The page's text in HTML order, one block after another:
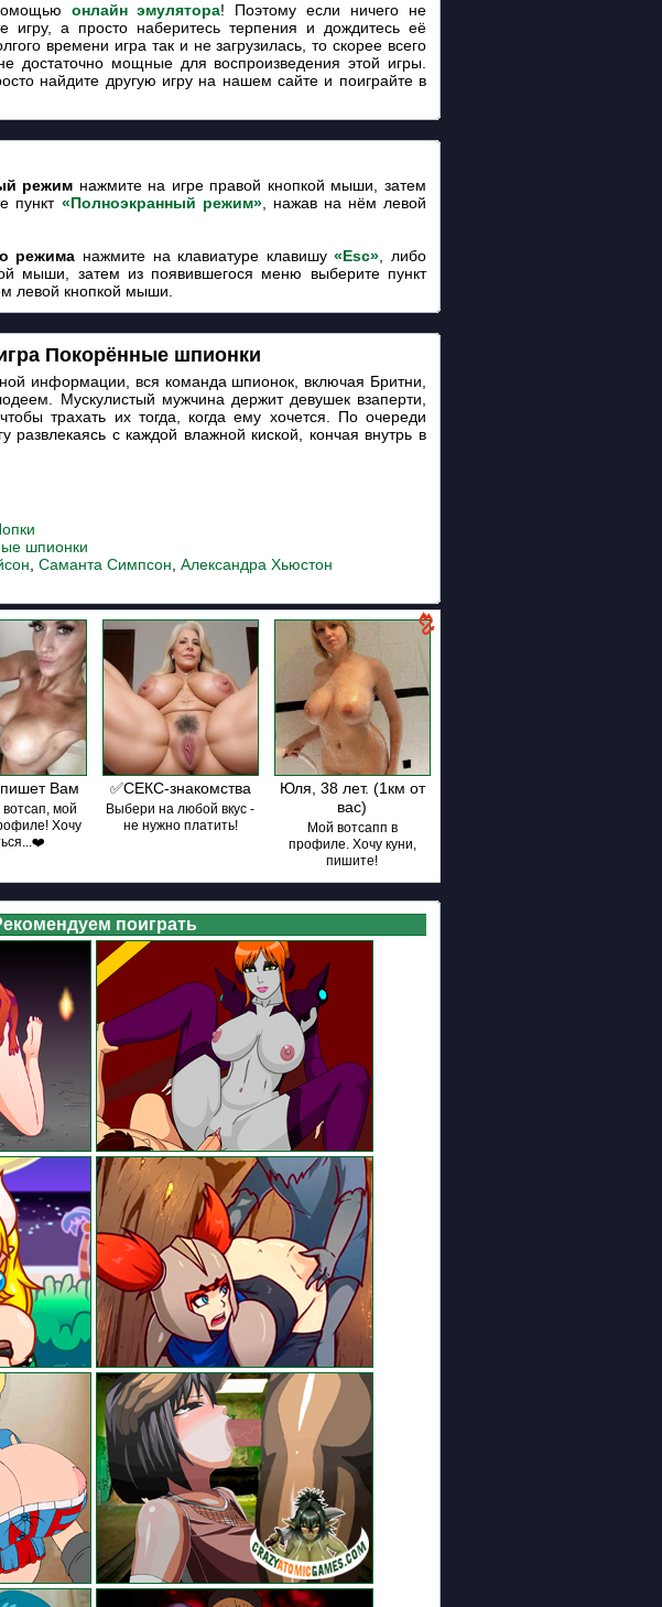
онлайн эмулятора! Поэтому если ничего не
игру, а просто наберитесь терпения и дождитесь её
времени игра так и не загрузилась, то скорее всего
достаточно мощные для воспроизведения этой игры.
найдите другую игру на нашем сайте и поиграйте в
режим нажмите на игре правой кнопкой мыши, затем
пункт «Полноэкранный режим», нажав на нём левой
режима нажмите на клавиатуре клавишу«Esc» , либо
мыши, затем из появившегося меню выберите пункт
левой кнопкой мыши.
Покорённые шпионки
информации, вся команда шпионок, включая Бритни,
Мускулистый мужчина держит девушек взаперти,
трахать их тогда, когда ему хочется. По очереди
развлекаясь с каждой влажной киской, кончая внутрь в
шпионки
Саманта Симпсон Александра Хьюстон
Вам
мой
Хочу
✅СЕКС-знакомства
Выбери на любой вкус -
не нужно платить!
Юля, 38 лет. (1км от
вас)
Мой вотсапп в
профиле. Хочу куни,
пишите!
поиграть